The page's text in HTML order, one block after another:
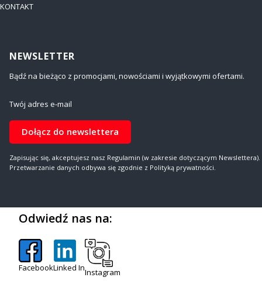
KONTAKT
NEWSLETTER
Bądź na bieżąco z promocjami, nowościami i wyjątkowymi ofertami.
Twój adres e-mail
Dołącz do newslettera
Zapisując się, akceptujesz nasz Regulamin (w zakresie dotyczącym Newslettera).
Przetwarzanie danych odbywa się zgodnie z Polityką prywatności.
Odwiedź nas na:
FacebookLinked InInstagram